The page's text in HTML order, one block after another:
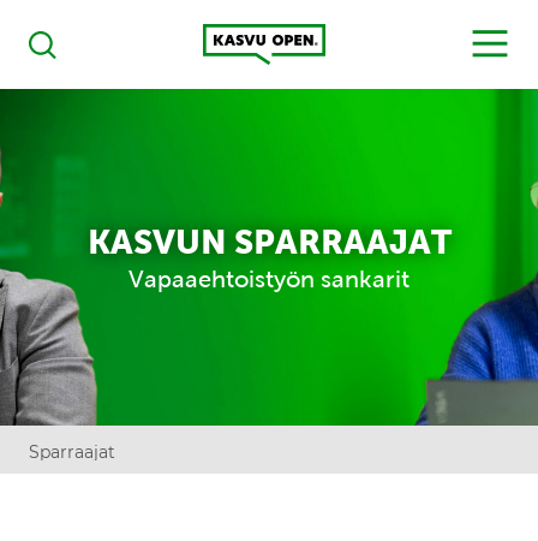
Haku
Kasvu Open
MENU
KASVUN SPARRAAJAT
Vapaaehtoistyön sankarit
Sparraajat